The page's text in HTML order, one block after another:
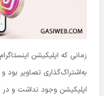
زمانی که اپلیکیشن
به‌اشتراک‌گذاری تصاویر بود
اپلیکیشن وجود نداشت و در